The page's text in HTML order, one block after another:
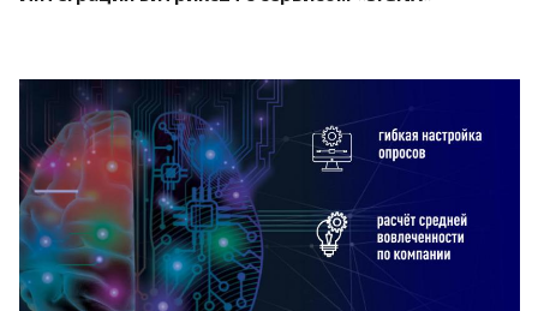
Смотреть проект